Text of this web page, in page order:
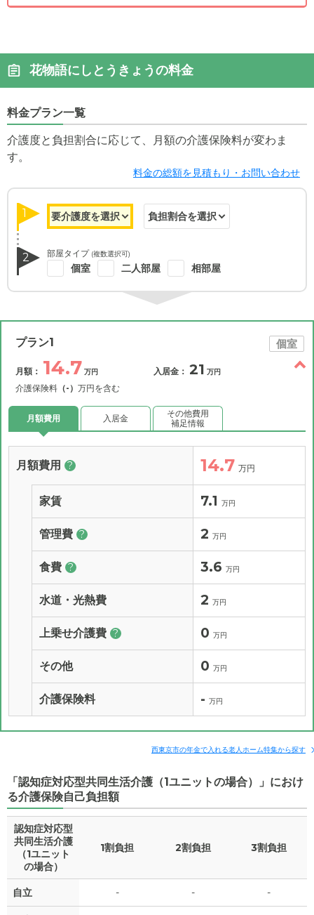
花物語にしとうきょうの料金
料金プラン一覧
介護度と負担割合に応じて、月額の介護保険料が変わま
す。
料金の総額を見積もり・お問い合わせ
1
2 部屋タイプ (複数選択可)
個室 二人部屋 相部屋
プラン1 個室
月額： 14.7 万円
介護保険料 （-） 万円を含む
入居金： 21 万円
月額費用 入居金
その他費用
補足情報
月額費用 ? 14.7 万円
家賃 7.1 万円
管理費 ? 2 万円
食費 ? 3.6 万円
水道・光熱費 2 万円
上乗せ介護費 ? 0 万円
その他 0 万円
介護保険料 - 万円
西東京市の年金で入れる老人ホーム特集から探す
「認知症対応型共同生活介護（1ユニットの場合）」におけ
る介護保険自己負担額
認知症対応型
共同生活介護
（1ユニット
の場合）
1割負担 2割負担 3割負担
自立 - - -